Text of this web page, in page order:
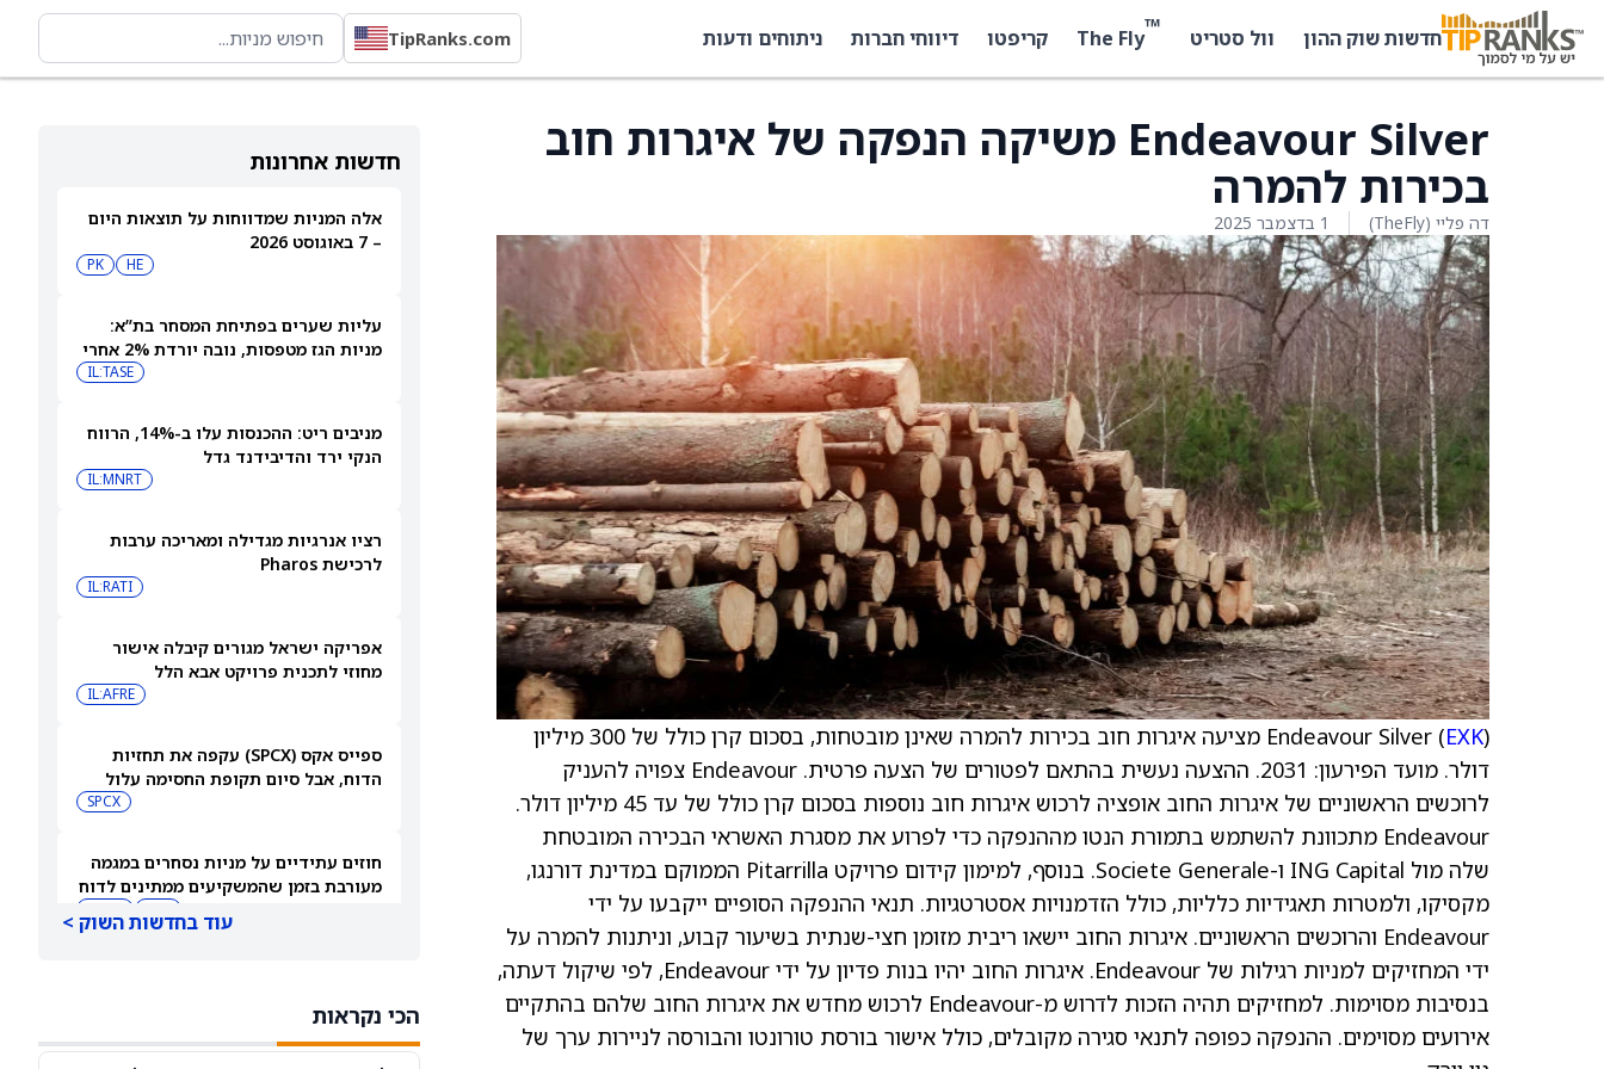
חדשות שוק ההון וול סטריט ™
The Fly קריפטו דיווחי חברות ניתוחים ודעות TipRanks.com
חדשות אחרונות
אלה המניות שמדווחות על תוצאות היום
– 7 באוגוסט 2026
HE
PK
עליות שערים בפתיחת המסחר בת”א:
מניות הגז מטפסות, נובה יורדת 2% אחרי
IL:TASE
מניבים ריט: ההכנסות עלו ב-14%, הרווח
הנקי ירד והדיבידנד גדל
IL:MNRT
רציו אנרגיות מגדילה ומאריכה ערבות
לרכישת Pharos
IL:RATI
אפריקה ישראל מגורים קיבלה אישור
מחוזי לתכנית פרויקט אבא הלל
IL:AFRE
ספייס אקס (SPCX) עקפה את תחזיות
הדוח, אבל סיום תקופת החסימה עלול
SPCX
חוזים עתידיים על מניות נסחרים במגמה
מעורבת בזמן שהמשקיעים ממתינים לדוח
עוד בחדשות השוק >
הכי נקראות
Endeavour Silver משיקה הנפקה של איגרות חוב
בכירות להמרה
דה פליי (TheFly) 1 בדצמבר 2025
Endeavour Silver (EXK
) מציעה איגרות חוב בכירות להמרה שאינן מובטחות, בסכום קרן כולל של 300 מיליון
דולר. מועד הפירעון: 2031. ההצעה נעשית בהתאם לפטורים של הצעה פרטית. Endeavour צפויה להעניק
לרוכשים הראשוניים של איגרות החוב אופציה לרכוש איגרות חוב נוספות בסכום קרן כולל של עד 45 מיליון דולר.
Endeavour מתכוונת להשתמש בתמורת הנטו מההנפקה כדי לפרוע את מסגרת האשראי הבכירה המובטחת
שלה מול ING Capital ו-Societe Generale. בנוסף, למימון קידום פרויקט Pitarrilla הממוקם במדינת דורנגו,
מקסיקו, ולמטרות תאגידיות כלליות, כולל הזדמנויות אסטרטגיות. תנאי ההנפקה הסופיים ייקבעו על ידי
Endeavour והרוכשים הראשוניים. איגרות החוב יישאו ריבית מזומן חצי-שנתית בשיעור קבוע, וניתנות להמרה על
ידי המחזיקים למניות רגילות של Endeavour. איגרות החוב יהיו בנות פדיון על ידי Endeavour, לפי שיקול דעתה,
בנסיבות מסוימות. למחזיקים תהיה הזכות לדרוש מ-Endeavour לרכוש מחדש את איגרות החוב שלהם בהתקיים
אירועים מסוימים. ההנפקה כפופה לתנאי סגירה מקובלים, כולל אישור בורסת טורונטו והבורסה לניירות ערך של